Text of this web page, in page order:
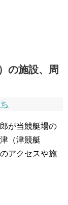
の施設、周
が当競艇場の
（津競艇
アクセスや施